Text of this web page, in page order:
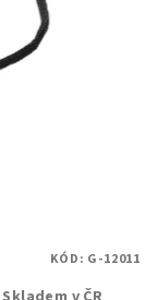
KÓD: G-12011